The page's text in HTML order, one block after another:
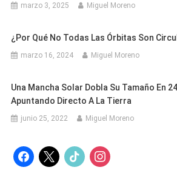
marzo 3, 2025 Miguel Moreno
¿Por Qué No Todas Las Órbitas Son
marzo 16, 2024 Miguel Moreno
Una Mancha Solar Dobla Su Tamaño En
Apuntando Directo A La Tierra
junio 25, 2022 Miguel Moreno
facebook
x tiktok instagram